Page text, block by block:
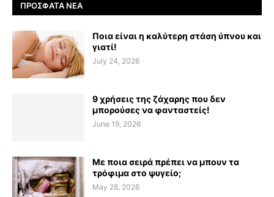
ΠΡΌΣΦΑΤΑ ΝΈΑ
Ποια είναι η καλύτερη στάση ύπνου και
γιατί!
July 24, 2026
9 χρήσεις της ζάχαρης που δεν
μπορούσες να φανταστείς!
June 19, 2026
Με ποια σειρά πρέπει να μπουν τα
τρόφιμα στο ψυγείο;
May 28, 2026